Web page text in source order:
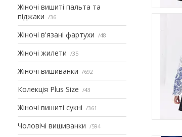
Жіночі вишиті пальта та
піджаки
36
Жіночі в'язані фартухи 48
Жіночі жилети 35
Жіночі вишиванки 692
Колекція Plus Size 43
Жіночі вишиті сукні 361
Чоловічі вишиванки 594